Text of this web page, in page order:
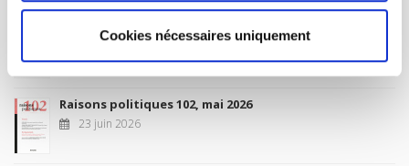
Cookies nécessaires uniquement
Sociétés contemporaines 139, 2025
6 juil. 2026
Raisons politiques 102, mai 2026
23 juin 2026